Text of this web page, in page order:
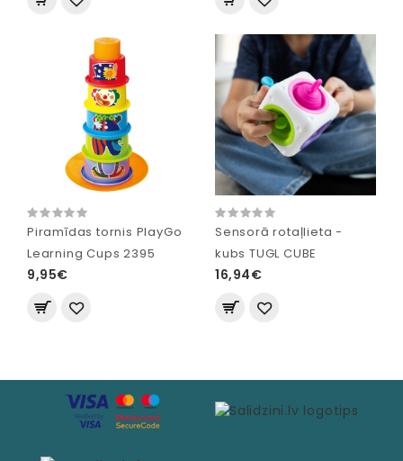
Piramīdas tornis PlayGo
Learning Cups 2395
9,95€
Sensorā rotaļlieta -
kubs TUGL CUBE
16,94€